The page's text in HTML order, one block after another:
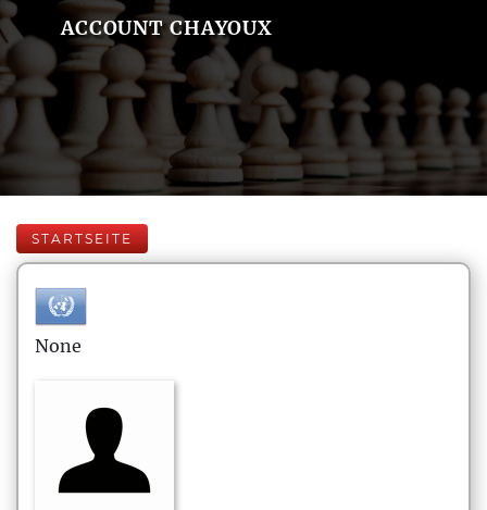
ACCOUNT CHAYOUX
STARTSEITE
None